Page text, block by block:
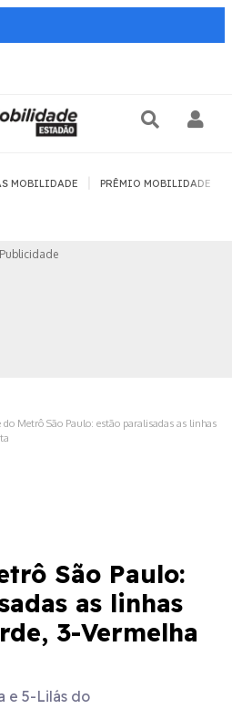
MOBILIDADE PRÊMIO MOBILIDADE
Publicidade
do Metrô São Paulo: estão paralisadas as linhas
São Paulo:
as linhas
3-Vermelha
e 5-Lilás do